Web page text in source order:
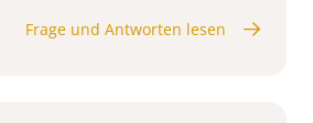
Frage und Antworten lesen